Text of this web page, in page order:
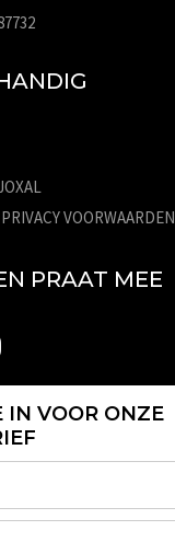
VOORWAARDEN
PRAAT MEE
IN VOOR ONZE